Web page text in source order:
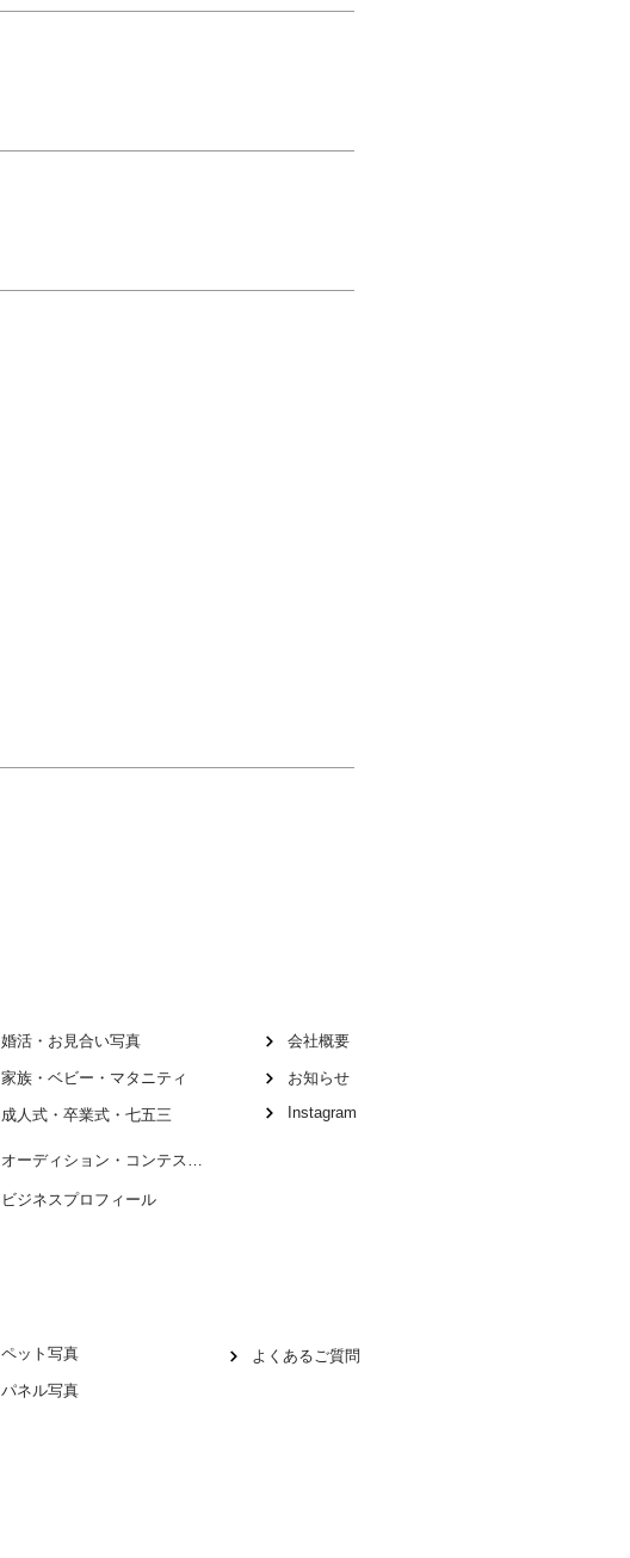
婚活・お見合い写真
家族・ベビー・マタニティ
成人式・卒業式・七五三
ビジネスプロフィール
会社概要
お知らせ
Instagram
ペット写真
パネル写真
よくあるご質問